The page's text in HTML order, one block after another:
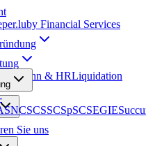
.luby Financial Services
Lohn & HRLiquidation
SNCSCSSCSpSCSEGIE
Sie uns